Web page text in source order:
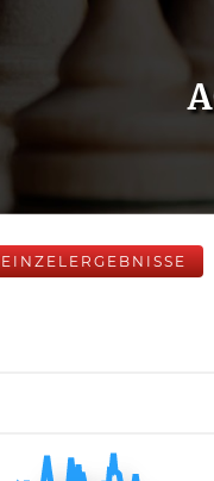
EINZELERGEBNISSE